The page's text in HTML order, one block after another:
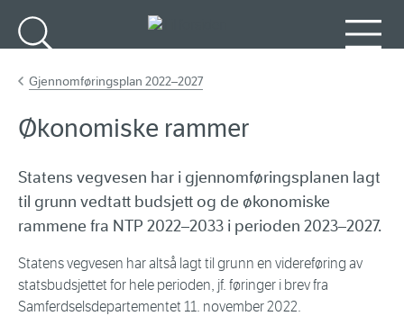
Gjennomføringsplan 2022–2027
Økonomiske rammer
Statens vegvesen har i gjennomføringsplanen lagt
til grunn vedtatt budsjett og de økonomiske
rammene fra NTP 2022–2033 i perioden 2023–2027.
Statens vegvesen har altså lagt til grunn en videreføring av
statsbudsjettet for hele perioden, jf. føringer i brev fra
Samferdselsdepartementet 11. november 2022.